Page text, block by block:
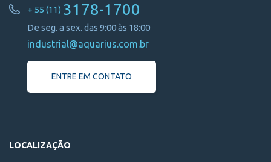
+ 55 (11) 3178-1700
De seg. a sex. das 9:00 às 18:00
industrial@aquarius.com.br
ENTRE EM CONTATO
LOCALIZAÇÃO